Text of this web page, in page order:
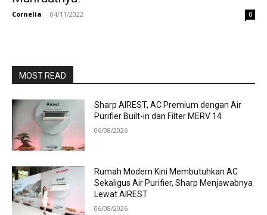
Cornelia - 04/11/2022 0
MOST READ
Sharp AIREST, AC Premium dengan Air
Purifier Built-in dan Filter MERV 14
06/08/2026
Rumah Modern Kini Membutuhkan AC
Sekaligus Air Purifier, Sharp Menjawabnya
Lewat AIREST
06/08/2026